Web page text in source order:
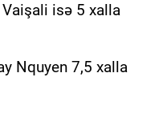
isə 5 xalla
Nquyen 7,5 xalla